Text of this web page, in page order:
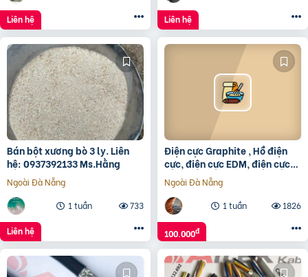
Liên hệ Liên hệ
Bán bột xương bò 3 ly. Liên
hệ: 0937392133 Ms.Hằng
Ngoài Đà Nẵng
1 tuần
733
Liên hệ
Điện cực Graphite , Hồ điện
cực, điện cực EDM, điện cực
than chì, bột Graphite
Ngoài Đà Nẵng
1 tuần
1826
100.000đ